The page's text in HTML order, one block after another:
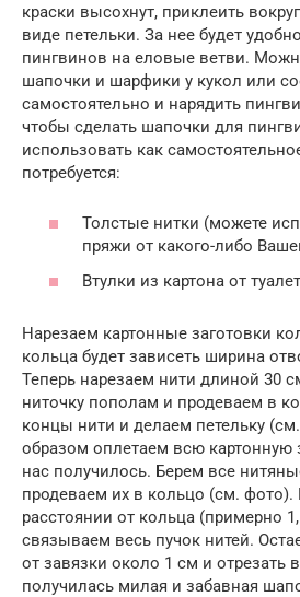
краски высохнут, приклеить
виде петельки. За нее будет
пингвинов на еловые ветви.
шапочки и шарфики у кукол или
самостоятельно и нарядить
чтобы сделать шапочки для
использовать как
потребуется:
Толстые нитки (можете
пряжи от какого-либо
Втулки из картона от
Нарезаем картонные заготовки
кольца будет зависеть ширина
Теперь нарезаем нити длиной 30
ниточку пополам и продеваем в
концы нити и делаем петельку
образом оплетаем всю картонную
нас получилось. Берем все
продеваем их в кольцо (см. фото).
расстоянии от кольца (примерно
связываем весь пучок нитей.
от завязки около 1 см и отрезать
получилась милая и забавная